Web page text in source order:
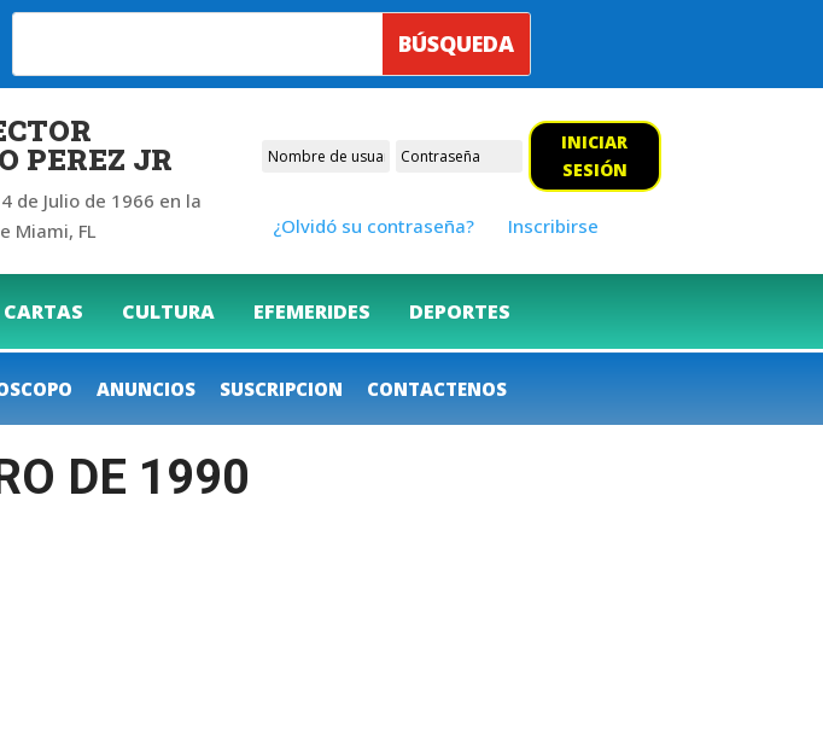
PEREZ JR
de Julio de 1966 en la
Miami, FL
INICIAR
SESIÓN
¿Olvidó su contraseña? Inscribirse
CARTAS CULTURA EFEMERIDES DEPORTES
ANUNCIOS SUSCRIPCION CONTACTENOS
DE 1990